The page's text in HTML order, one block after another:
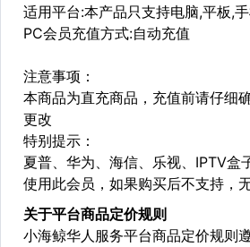
适用平台:本产品只支持电脑,平板,
PC会员充值方式:自动充值
注意事项：
本商品为直充商品，充值前请仔细
更改
特别提示：
夏普、华为、海信、乐视、IPTV
使用此会员，如果购买后不支持，
关于平台商品定价规则
小海鲸华人服务平台商品定价规则